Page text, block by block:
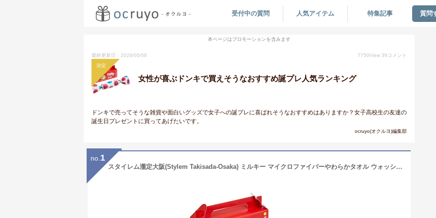
受付中の質問 人気アイテム 特集記事 質問
本ページはプロモーションを含みます
最終更新日：2026/05/08 7750View 39 コメント
決定
女性が喜ぶドンキで買えそうなおすすめ誕プレ人気ランキング
ドンキで売ってそうな雑貨や面白いグッズで女子への誕プレに喜ばれそうなおすすめはありますか？女子高校生の友達の
誕生日プレゼントに買ってあげたいです。
ocruyo(オクルヨ)編集部
no. 1
スタイレム瀧定大阪(Stylem Takisada-Osaka) ミルキー マイクロファイバーやわらかタオル ウォッシュタオル PK1051